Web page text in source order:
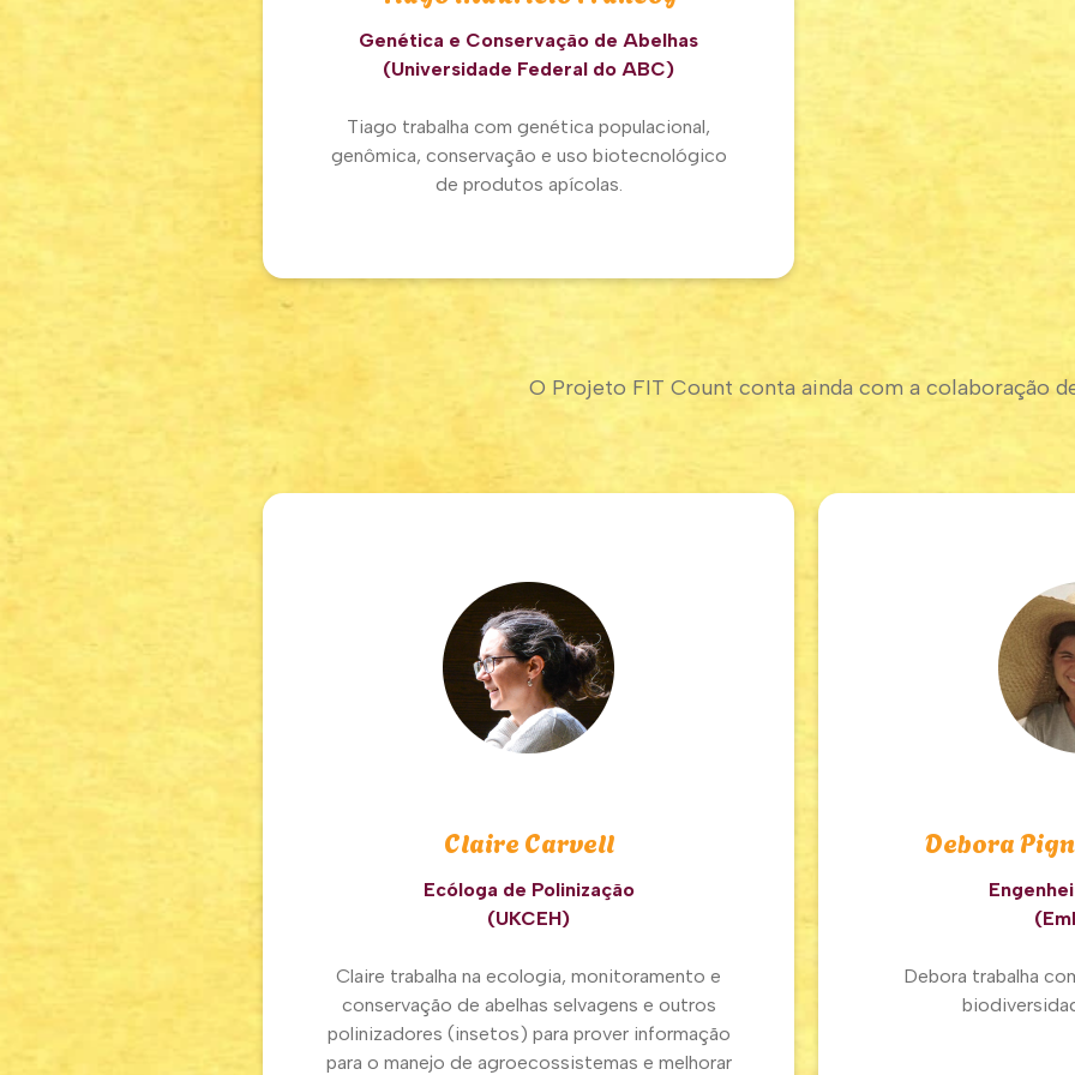
Genética e Conservação de Abelhas
(Universidade Federal do ABC)
Tiago trabalha com genética populacional,
genômica, conservação e uso biotecnológico
de produtos apícolas.
O Projeto FIT Count conta ainda com a colaboração
Claire Carvell
Ecóloga de Polinização
(UKCEH)
Claire trabalha na ecologia, monitoramento e
conservação de abelhas selvagens e outros
polinizadores (insetos) para prover informação
para o manejo de agroecossistemas e melhorar
Debora
Debora trabalha